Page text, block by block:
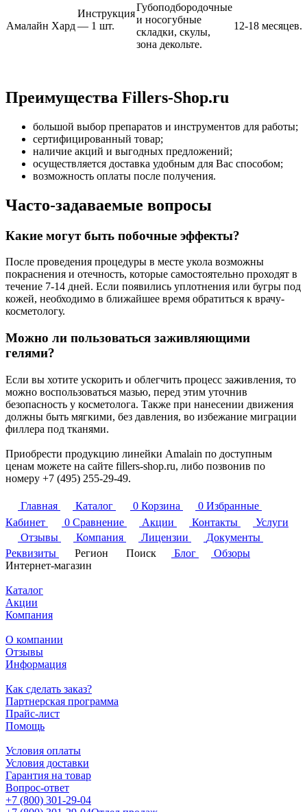
Инструкция
— 1 шт.
Амалайн Хард
Губоподбородочные
и носогубные
складки, скулы,
зона декольте.
12-18 месяцев.
Преимущества Fillers-Shop.ru
большой выбор препаратов и инструментов для работы;
сертифицированный товар;
наличие акций и выгодных предложений;
осуществляется доставка удобным для Вас способом;
возможность оплаты после получения.
Часто-задаваемые вопросы
Какие могут быть побочные эффекты?
После проведения процедуры в месте укола возможны
покраснения и отечность, которые самостоятельно проходят в
течение 7-14 дней. Если появились уплотнения или бугры под
кожей, необходимо в ближайшее время обратиться к врачу-
косметологу.
Можно ли пользоваться заживляющими
гелями?
Если вы хотите ускорить и облегчить процесс заживления, то
можно воспользоваться мазью, перед этим уточнив
безопасность у косметолога. Также при нанесении движения
должны быть мягкими, без давления, во избежание миграции
филлера под тканями.
Приобрести продукцию линейки Amalain по доступным
ценам можете на сайте fillers-shop.ru, либо позвонив по
номеру +7 (495) 255-29-49.
Главная Каталог 0 Корзина 0 Избранные
Кабинет
0 Сравнение Акции Контакты
Услуги
Отзывы
Компания Лицензии
Документы
Реквизиты
Регион Поиск Блог
Обзоры
Интернет-магазин
Каталог
Акции
Компания
О компании
Отзывы
Информация
Как сделать заказ?
Партнерская программа
Прайс-лист
Помощь
Условия оплаты
Условия доставки
Гарантия на товар
Вопрос-ответ
+7 (800) 301-29-04